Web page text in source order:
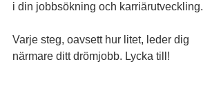
i din jobbsökning och karriärutveckling.
Varje steg, oavsett hur litet, leder dig
närmare ditt drömjobb. Lycka till!